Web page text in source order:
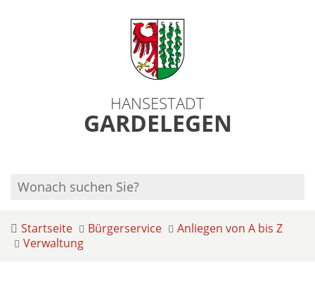
HANSESTADT
GARDELEGEN
Startseite Bürgerservice
Anliegen von A bis Z
Verwaltung